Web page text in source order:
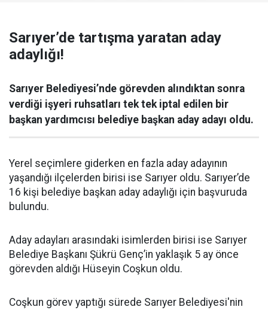
Sarıyer’de tartışma yaratan aday
adaylığı!
Sarıyer Belediyesi’nde görevden alındıktan sonra
verdiği işyeri ruhsatları tek tek iptal edilen bir
başkan yardımcısı belediye başkan aday adayı oldu.
Yerel seçimlere giderken en fazla aday adayının
yaşandığı ilçelerden birisi ise Sarıyer oldu. Sarıyer’de
16 kişi belediye başkan aday adaylığı için başvuruda
bulundu.
Aday adayları arasındaki isimlerden birisi ise Sarıyer
Belediye Başkanı Şükrü Genç’in yaklaşık 5 ay önce
görevden aldığı Hüseyin Coşkun oldu.
Coşkun görev yaptığı sürede Sarıyer Belediyesi'nin